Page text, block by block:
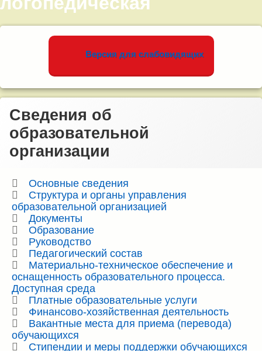
Левый сайдбар
Версия для слабовидящих
Сведения об
образовательной
организации
Основные сведения
Структура и органы управления
образовательной организацией
Документы
Образование
Руководство
Педагогический состав
Материально-техническое обеспечение и
оснащенность образовательного процесса.
Доступная среда
Платные образовательные услуги
Финансово-хозяйственная деятельность
Вакантные места для приема (перевода)
обучающихся
Стипендии и меры поддержки обучающихся